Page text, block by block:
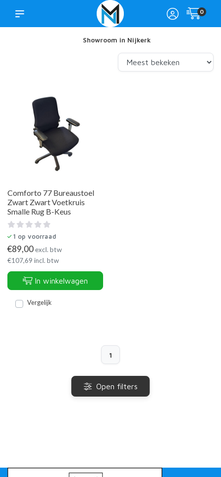
0
Showroom in Nijkerk
Comforto 77 Bureaustoel
Zwart Zwart Voetkruis
Smalle Rug B-Keus
1 op voorraad
€89,00excl. btw
€107,69 incl. btw
In winkelwagen
Vergelijk
1
Open filters